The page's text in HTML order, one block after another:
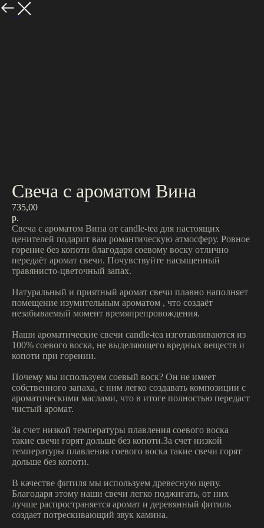
Назад
Свеча с ароматом Вина
735,00
р.
Свеча с ароматом Вина от candle-tea для настоящих
ценителей подарит вам романтическую атмосферу. Ровное
горение без копоти благодаря соевому воску отлично
передаёт аромат свечи. Почувствуйте насыщенный
травянисто-цветочный запах.
Натуральный и приятный аромат свечи плавно наполняет
помещение изумительным ароматом , что создаёт
незабываемый момент времяпрепровождения.
Наши ароматические свечи candle-tea изготавливаются из
100% соевого воска, не выделяющего вредных веществ и
копоти при горении.
Почему мы используем соевый воск? Он не имеет
собственного запаха, с ним легко создавать композиции с
ароматическими маслами, что в итоге полностью передаст
чистый аромат.
За счет низкой температуры плавления соевого воска
такие свечи горят дольше без копоти.За счет низкой
температуры плавления соевого воска такие свечи горят
дольше без копоти.
В качестве фитиля мы используем древесную щепу.
Благодаря этому наши свечи легко поджигать, от них
лучше распространяется аромат и деревянный фитиль
создает потрескивающий звук камина.